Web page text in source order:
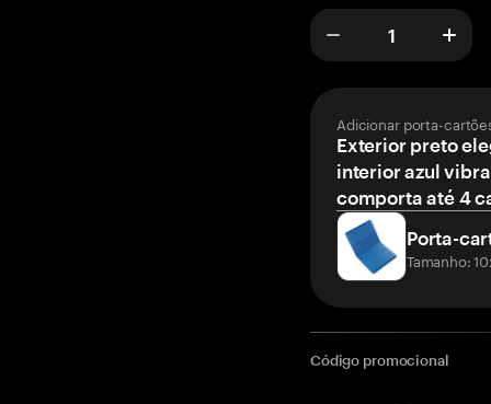
Adicionar porta-
Exterior preto
interior azul
comporta até 4
Porta-
Tamanho:
Código promocional